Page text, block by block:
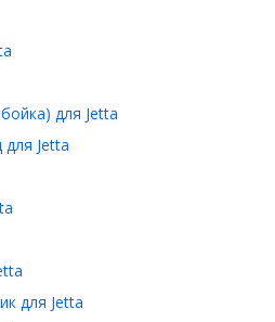
для Jetta
Jetta
для Jetta